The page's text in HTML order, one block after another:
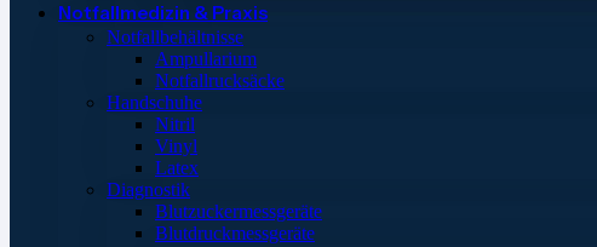
Notfallmedizin & Praxis
Notfallbehältnisse
Ampullarium
Notfallrucksäcke
Handschuhe
Nitril
Vinyl
Latex
Diagnostik
Blutzuckermessgeräte
Blutdruckmessgeräte